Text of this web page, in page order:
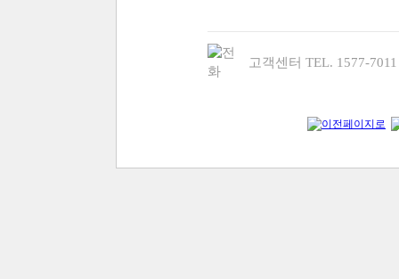
고객센터 TEL. 1577-